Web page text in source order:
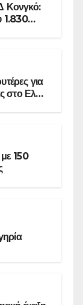
Κονγκό:
1.830
για
στο Ελ
150